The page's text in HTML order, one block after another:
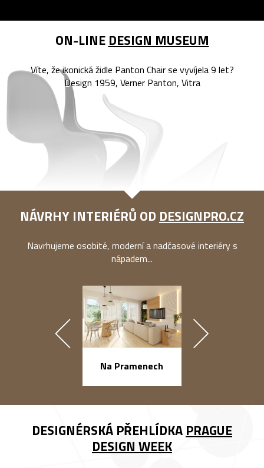
ON-LINE DESIGN MUSEUM
Víte, že ikonická židle Panton Chair se vyvíjela 9 let?
Design 1959, Verner Panton, Vitra
NÁVRHY INTERIÉRŮ OD DESIGNPRO.CZ
Navrhujeme osobité, moderní a nadčasové interiéry s
nápadem...
Na Pramenech
DESIGNÉRSKÁ PŘEHLÍDKA PRAGUE
DESIGN WEEK